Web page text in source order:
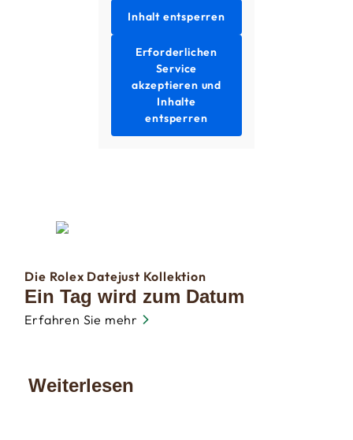
Inhalt entsperren
Erforderlichen
Service
akzeptieren und
Inhalte
entsperren
Die Rolex Datejust Kollektion
Ein Tag wird zum Datum
Erfahren Sie mehr
Weiterlesen